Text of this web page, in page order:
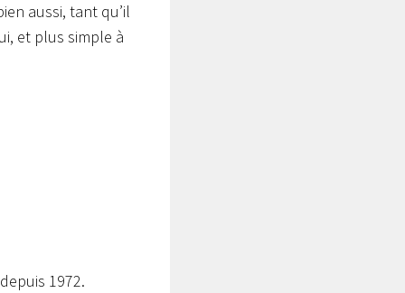
aussi, tant qu’il
et plus simple à
1972.